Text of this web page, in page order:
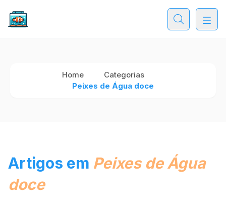
Home
Categorias
Peixes de Água doce
Artigos em Peixes de Água
doce